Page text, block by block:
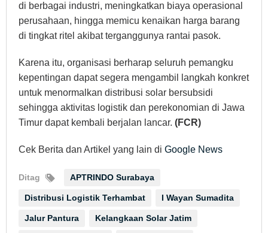
di berbagai industri, meningkatkan biaya operasional
perusahaan, hingga memicu kenaikan harga barang
di tingkat ritel akibat terganggunya rantai pasok.
Karena itu, organisasi berharap seluruh pemangku
kepentingan dapat segera mengambil langkah konkret
untuk menormalkan distribusi solar bersubsidi
sehingga aktivitas logistik dan perekonomian di Jawa
Timur dapat kembali berjalan lancar. (FCR)
Cek Berita dan Artikel yang lain di Google News
Ditag APTRINDO Surabaya
Distribusi Logistik Terhambat I Wayan Sumadita
Jalur Pantura Kelangkaan Solar Jatim